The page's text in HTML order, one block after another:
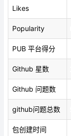
Likes
Popularity
PUB 平台得分
Github 星数
Github 问题数
github问题总数
包创建时间